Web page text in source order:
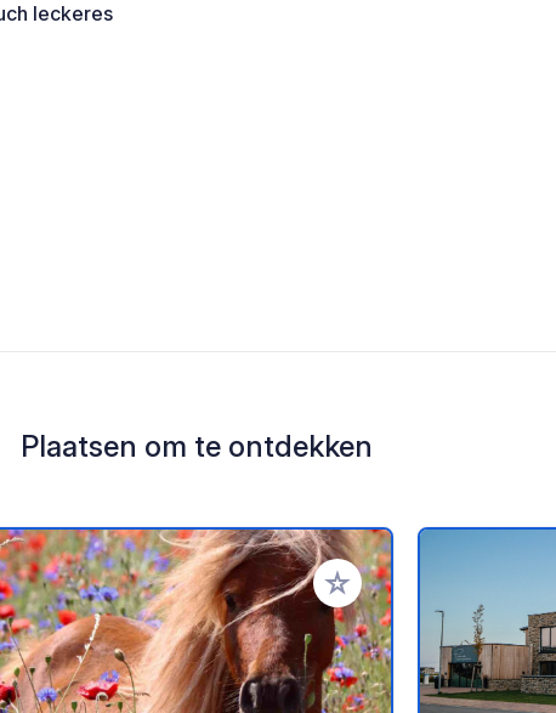
leckeres
Plaatsen om te ontdekken
favorieten Voeg toe aan je favorieten